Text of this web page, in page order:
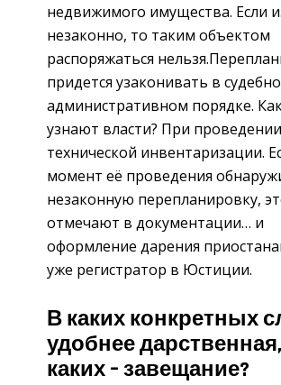
недвижимого имущества. Если
незаконно, то таким объектом
распоряжаться
придется узаконивать в
административном порядке.
узнают власти? При проведении
технической инвентаризации.
момент её проведения
незаконную перепланировку,
отмечают в документации… и
оформление дарения
уже регистратор в Юстиции.
В каких конкретных
удобнее
каких – завещание?